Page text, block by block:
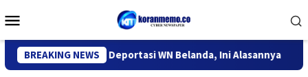
to
Menu
BREAKING NEWS
Kediri Deportasi WN Belanda, Ini Alasannya 9